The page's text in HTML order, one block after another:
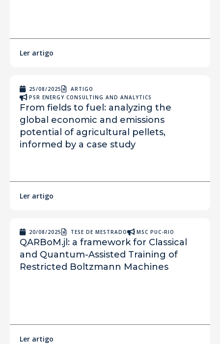
Ler artigo
25/08/2025
ARTIGO
PSR ENERGY CONSULTING AND ANALYTICS
From fields to fuel: analyzing the
global economic and emissions
potential of agricultural pellets,
informed by a case study
Ler artigo
20/08/2025 TESE DE MESTRADO MSC PUC-RIO
QARBoM.jl: a framework for Classical
and Quantum-Assisted Training of
Restricted Boltzmann Machines
Ler artigo